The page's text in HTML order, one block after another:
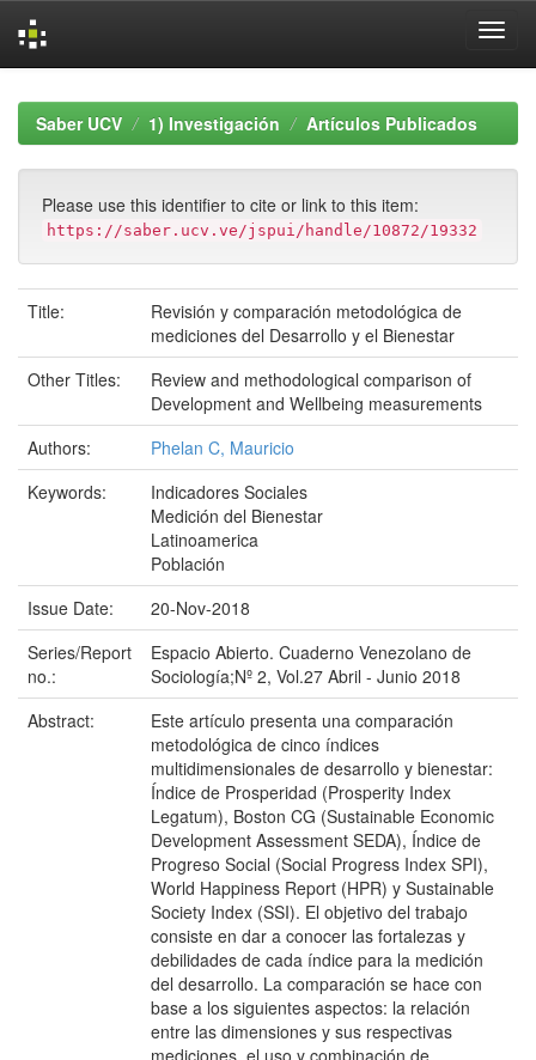
navigationSaber UCV 1) Investigación Artículos Publicados
Please use this identifier to cite or link to this item:
https://saber.ucv.ve/jspui/handle/10872/19332
Title:
Revisión y comparación metodológica de
mediciones del Desarrollo y el Bienestar
Other Titles:
Review and methodological comparison of
Development and Wellbeing measurements
Authors:
Phelan C, Mauricio
Keywords:
Indicadores Sociales
Medición del Bienestar
Latinoamerica
Población
Issue Date:
20-Nov-2018
Series/Report
no.:
Espacio Abierto. Cuaderno Venezolano de
Sociología;Nº 2, Vol.27 Abril - Junio 2018
Abstract:
Este artículo presenta una comparación
metodológica de cinco índices
multidimensionales de desarrollo y bienestar:
Índice de Prosperidad (Prosperity Index
Legatum), Boston CG (Sustainable Economic
Development Assessment SEDA), Índice de
Progreso Social (Social Progress Index SPI),
World Happiness Report (HPR) y Sustainable
Society Index (SSI). El objetivo del trabajo
consiste en dar a conocer las fortalezas y
debilidades de cada índice para la medición
del desarrollo. La comparación se hace con
base a los siguientes aspectos: la relación
entre las dimensiones y sus respectivas
mediciones, el uso y combinación de